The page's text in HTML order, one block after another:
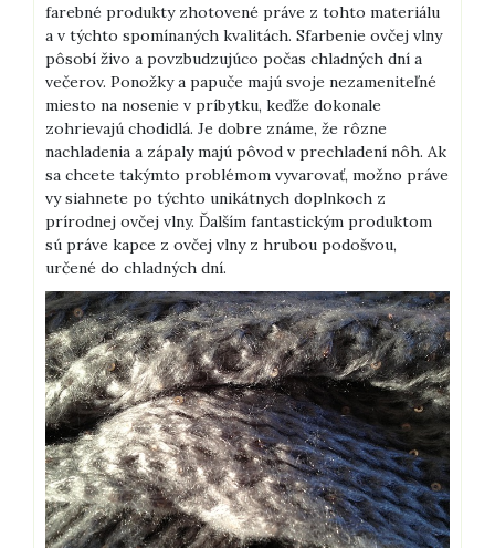
farebné produkty zhotovené práve z tohto materiálu
a v týchto spomínaných kvalitách. Sfarbenie ovčej vlny
pôsobí živo a povzbudzujúco počas chladných dní a
večerov. Ponožky a papuče majú svoje nezameniteľné
miesto na nosenie v príbytku, keďže dokonale
zohrievajú chodidlá. Je dobre známe, že rôzne
nachladenia a zápaly majú pôvod v prechladení nôh. Ak
sa chcete takýmto problémom vyvarovať, možno práve
vy siahnete po týchto unikátnych doplnkoch z
prírodnej ovčej vlny. Ďalším fantastickým produktom
sú práve kapce z ovčej vlny z hrubou podošvou,
určené do chladných dní.